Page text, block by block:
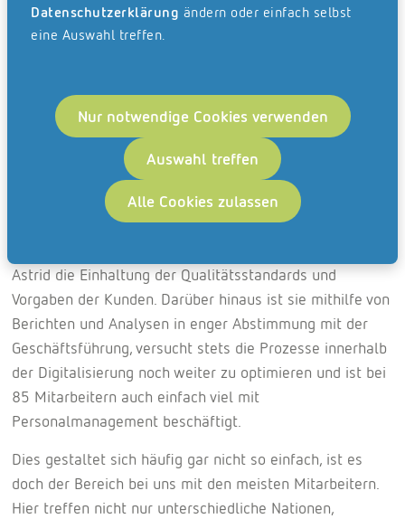
Datenschutzerklärung ändern oder einfach selbst
eine Auswahl treffen.
Alle Cookies zulassen
Auswahl treffen
Nur notwendige Cookies verwenden
Für welche Aufgaben ist Astrid täglich
verantwortlich?
Astrid die Einhaltung der Qualitätsstandards und
Vorgaben der Kunden. Darüber hinaus ist sie mithilfe von
Berichten und Analysen in enger Abstimmung mit der
Geschäftsführung, versucht stets die Prozesse innerhalb
der Digitalisierung noch weiter zu optimieren und ist bei
85 Mitarbeitern auch einfach viel mit
Personalmanagement beschäftigt.
Dies gestaltet sich häufig gar nicht so einfach, ist es
doch der Bereich bei uns mit den meisten Mitarbeitern.
Hier treffen nicht nur unterschiedliche Nationen,